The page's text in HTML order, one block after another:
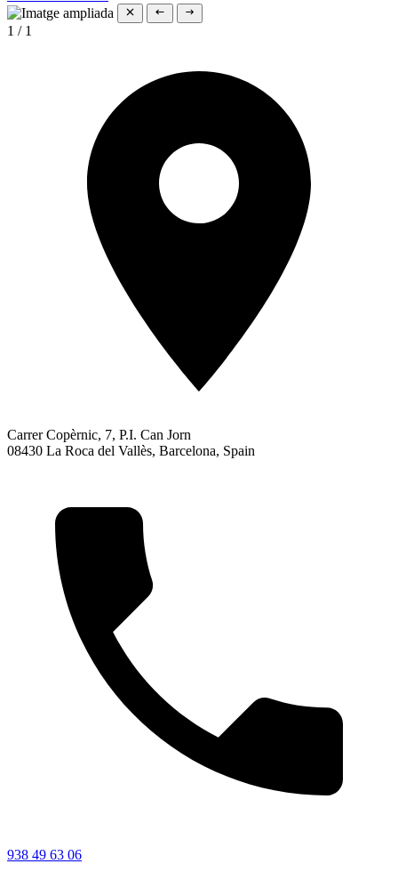
1 / 1
Carrer Copèrnic, 7, P.I. Can Jorn
08430 La Roca del Vallès, Barcelona, Spain
938 49 63 06